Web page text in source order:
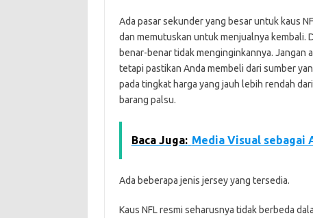
Ada pasar sekunder yang besar untuk kaus
dan memutuskan untuk menjualnya kembali.
benar-benar tidak menginginkannya. Jangan
tetapi pastikan Anda membeli dari sumber
pada tingkat harga yang jauh lebih rendah
barang palsu.
Baca Juga: Media Visual sebagai
Ada beberapa jenis jersey yang tersedia.
Kaus NFL resmi seharusnya tidak berbeda